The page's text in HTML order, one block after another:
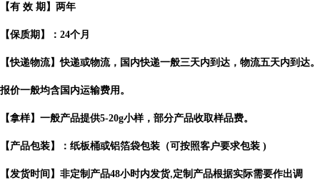
【有 效 期】两年
【保质期】： 24个月
【快递物流】快递或物流，国内快递一般三天内到达，物流五天内到达。
报价一般均含国内运输费用。
【拿样】一般产品提供5-20g小样，部分产品收取样品费。
【产品包装】：纸板桶或铝箔袋包装（可按照客户要求包装 )
【发货时间】非定制产品48小时内发货,定制产品根据实际需要作出调